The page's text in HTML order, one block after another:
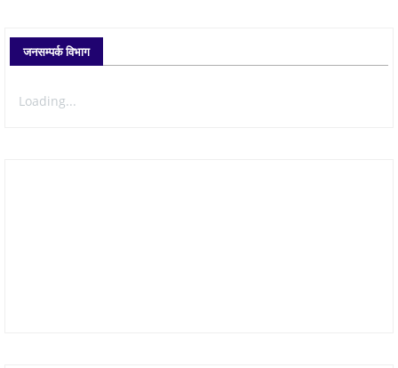
जनसम्पर्क विभाग
Loading...